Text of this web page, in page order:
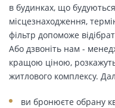
в будинках, що
місцезнаходження,
фільтр допоможе
Або дзвоніть нам -
кращою ціною,
житлового комплексу.
ви бронюєте обрану